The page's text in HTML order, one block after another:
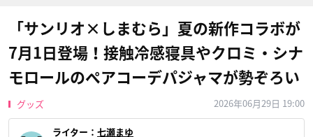
「サンリオ×しまむら」夏の新作コラボが
7月1日登場！接触冷感寝具やクロミ・シナ
モロールのペアコーデパジャマが勢ぞろい
グッズ 2026年06月29日 19:00
ライター： 七瀬まゆ